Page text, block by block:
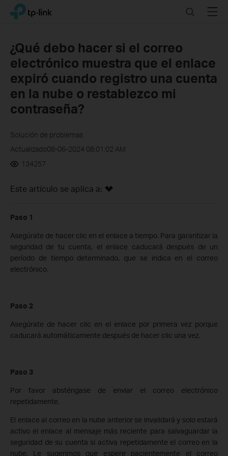
Click
navigation
TP-Link, Reliably Smart SearchMenu
¿Qué debo hacer si el correo
electrónico muestra que el enlace
expiró cuando registro una cuenta
en la nube o restablezco mi
contraseña?
Solución de problemas
Actualizado08-06-2024 08:01:02 AM
134257
Este artículo se aplica a:
Paso 1
Asegúrate de hacer clic en el enlace a tiempo. Para garantizar la
seguridad de tu cuenta, el enlace caducará después de un
período de tiempo determinado, que se indica en el correo
electrónico.
Paso 2
Asegúrate de hacer clic en el enlace por primera vez porque
caducará automáticamente después de hacer clic una vez.
Paso 3
Por favor absténgase de enviar el correo electrónico
repetidamente.
El enlace al correo en la nube anterior se invalidará y solo estará
activo el enlace al mensaje más reciente para salvaguardar la
seguridad de su cuenta si activa repetidamente el correo en la
nube. Le sugerimos que espere pacientemente el correo